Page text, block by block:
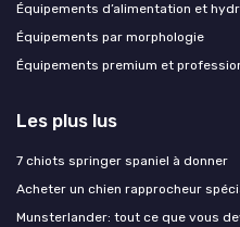
Équipements d’alimentation et
Équipements par morphologie
Équipements premium et
Les plus lus
7 chiots springer spaniel à donner
Acheter un chien rapprocheur
Munsterlander: tout ce que vous